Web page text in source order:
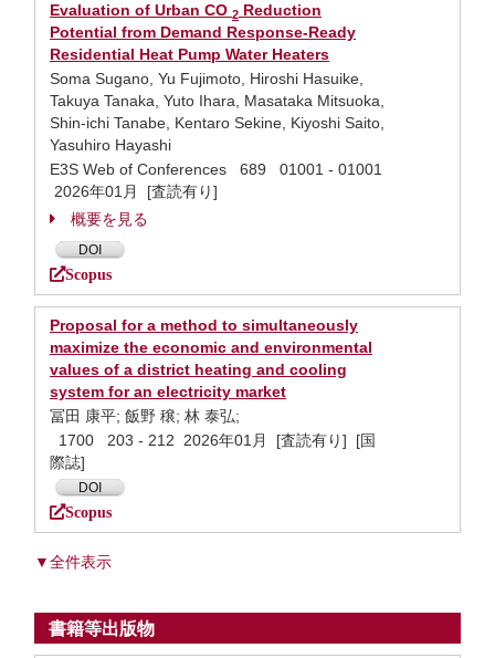
Evaluation of Urban CO 2 Reduction
Potential from Demand Response-Ready
Residential Heat Pump Water Heaters
Soma Sugano, Yu Fujimoto, Hiroshi Hasuike,
Takuya Tanaka, Yuto Ihara, Masataka Mitsuoka,
Shin-ichi Tanabe, Kentaro Sekine, Kiyoshi Saito,
Yasuhiro Hayashi
E3S Web of Conferences 689 01001 - 01001
2026年01月 [査読有り]
概要を見る
DOI
Scopus
Proposal for a method to simultaneously
maximize the economic and environmental
values of a district heating and cooling
system for an electricity market
冨田 康平; 飯野 穣; 林 泰弘;
1700 203 - 212 2026年01月 [査読有り] [国
際誌]
DOI
Scopus
▼全件表示
書籍等出版物